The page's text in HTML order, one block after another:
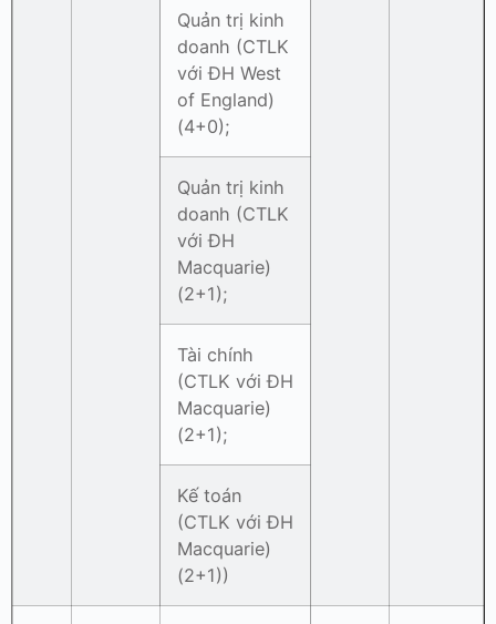
Quản trị kinh
doanh (CTLK
với ĐH West
of England)
(4+0);
Quản trị kinh
doanh (CTLK
với ĐH
Macquarie)
(2+1);
Tài chính
(CTLK với ĐH
Macquarie)
(2+1);
Kế toán
(CTLK với ĐH
Macquarie)
(2+1))